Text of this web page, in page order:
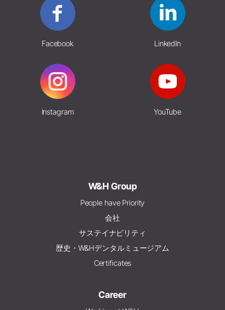
Facebook LinkedIn
Instagram YouTube
W&H Group
People have Priority
会社
サステイナビリティ
歴史・W&Hデンタルミュージアム
Certificates
Career